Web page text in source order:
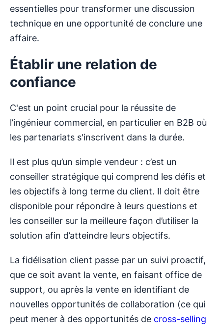
essentielles pour transformer une discussion
technique en une opportunité de conclure une
affaire.
Établir une relation de
confiance
C'est un point crucial pour la réussite de
l’ingénieur commercial, en particulier en B2B où
les partenariats s'inscrivent dans la durée.
Il est plus qu’un simple vendeur : c’est un
conseiller stratégique qui comprend les défis et
les objectifs à long terme du client. Il doit être
disponible pour répondre à leurs questions et
les conseiller sur la meilleure façon d’utiliser la
solution afin d’atteindre leurs objectifs.
La fidélisation client passe par un suivi proactif,
que ce soit avant la vente, en faisant office de
support, ou après la vente en identifiant de
nouvelles opportunités de collaboration (ce qui
peut mener à des opportunités de cross-selling